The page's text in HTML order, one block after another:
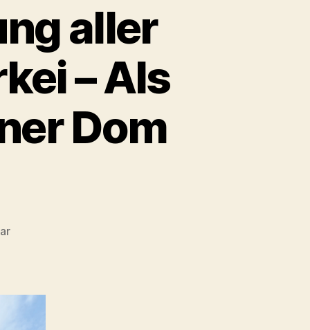
aller
– Als
Dom
zu
aller